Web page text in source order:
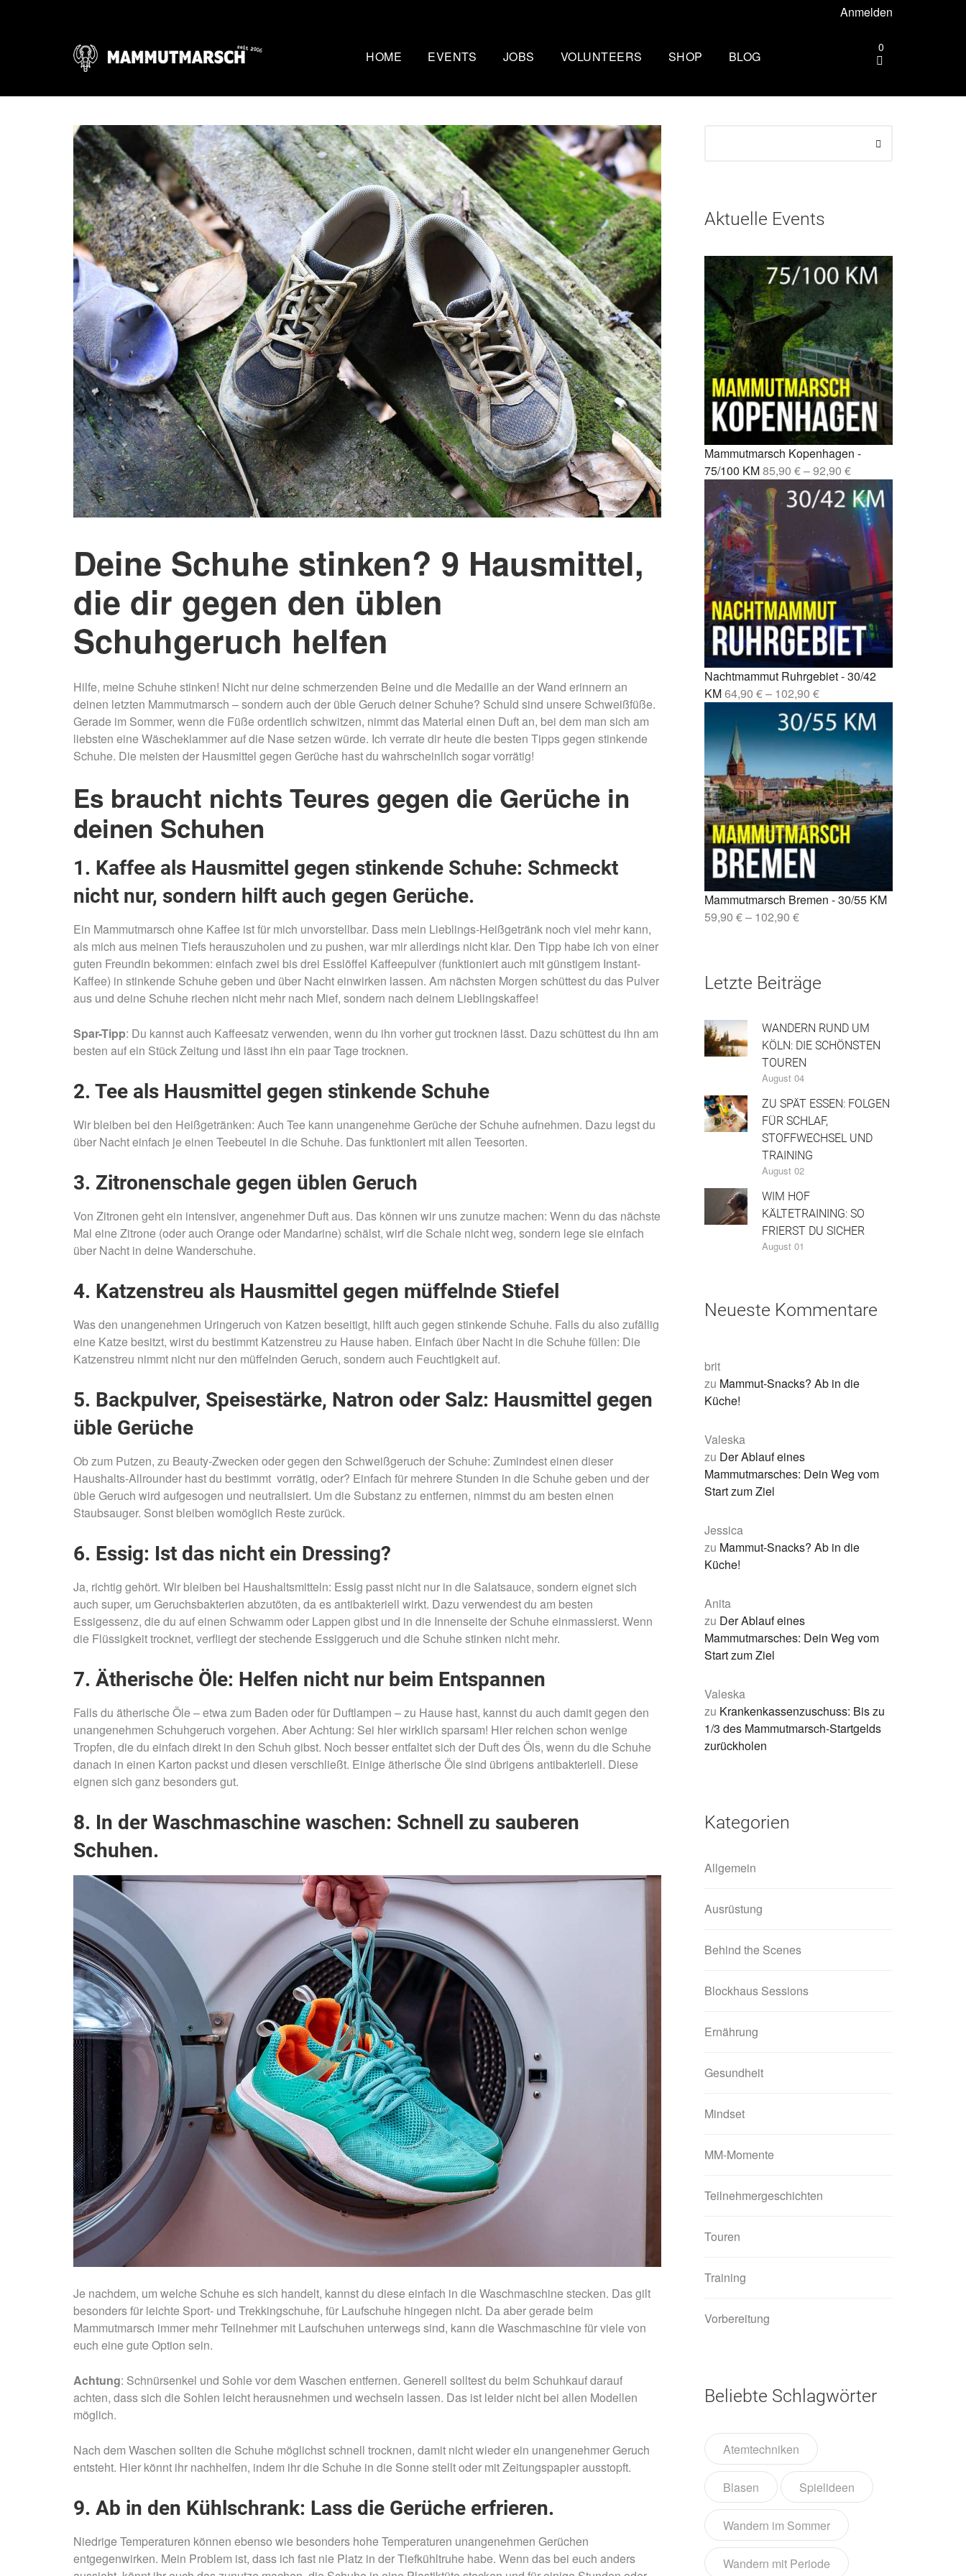
Anmelden
0
HOME EVENTS
– 75/100 KM
30/42 KM
Mammutmarsch Bremen –
30/55 KM
Mammutmarsch Stuttgart –
30/42/60 KM
Mammutmarsch Hannover –
30/42/55 KM
Mammutmarsch Aarhus –
30/50 KM
Mammutmarsch Dortmund –
30/42/55 KM
Mammutmarsch Wiesbaden –
30/42/55KM
Mammutmarsch München –
30/50 KM
Mammutmarsch Berlin –
30/42/55 KM
Mammutmarsch Málaga –
30/50 KM
Mammutmarsch Barcelona –
30/50 KM
Mammutmarsch Valencia –
30/50 KM
Mammutmarsch Madrid –
30/50/100 KM
Mammutmarsch Leipzig –
30/42/55 KM
Mammutmarsch München /
Starnberger See – 42/55 KM
Mammutmarsch Mannheim –
30/42/60 KM
Mammutmarsch Hamburg –
30/50 KM
Mammutmarsch Wien – 30/50
Mammutmarsch Ruhrgebiet –
Mammutmarsch Kopenhagen
– 30/42/55 KM
Mammutmarsch Bilbao –
30/50 KM
Mammutmarsch Nürnberg –
30/42/55 KM
Mammutmarsch München –
75/100 KM
Mammutmarsch Berlin –
75/100 KM
JOBS VOLUNTEERS SHOP BLOG
du sicher
Routen, Tipps und ehrliche
Empfehlungen
Vom Party-Leben zu 3.000
Mammutmarsch-Kilometern
Kompressionssocken beim
Wandern: Was sie wirklich
Wie wirkt sich Stress auf den
Körper aus? Was wirklich
passiert
Mönchengladbach wandern: 5
Touren zwischen Niers, Wald
und Schlössern
Mammutmarsch alleine: Monas
Geschichte vom Alleinstarten
und trotzdem dazugehören
Krämpfe in den Beinen: Woher
sie kommen und was wirklich hilft
Deine Schuhe stinken? 9 Hausmittel,
die dir gegen den üblen
Schuhgeruch helfen
Hilfe, meine Schuhe stinken! Nicht nur deine schmerzenden Beine und die Medaille an der Wand erinnern an
deinen letzten Mammutmarsch – sondern auch der üble Geruch deiner Schuhe? Schuld sind unsere Schweißfüße.
Gerade im Sommer, wenn die Füße ordentlich schwitzen, nimmt das Material einen Duft an, bei dem man sich am
liebsten eine Wäscheklammer auf die Nase setzen würde. Ich verrate dir heute die besten Tipps gegen stinkende
Schuhe. Die meisten der Hausmittel gegen Gerüche hast du wahrscheinlich sogar vorrätig!
Es braucht nichts Teures gegen die Gerüche in
deinen Schuhen
1. Kaffee als Hausmittel gegen stinkende Schuhe: Schmeckt
nicht nur, sondern hilft auch gegen Gerüche.
Ein Mammutmarsch ohne Kaffee ist für mich unvorstellbar. Dass mein Lieblings-Heißgetränk noch viel mehr kann,
als mich aus meinen Tiefs herauszuholen und zu pushen, war mir allerdings nicht klar. Den Tipp habe ich von einer
guten Freundin bekommen: einfach zwei bis drei Esslöffel Kaffeepulver (funktioniert auch mit günstigem Instant-
Kaffee) in stinkende Schuhe geben und über Nacht einwirken lassen. Am nächsten Morgen schüttest du das Pulver
aus und deine Schuhe riechen nicht mehr nach Mief, sondern nach deinem Lieblingskaffee!
Spar-Tipp: Du kannst auch Kaffeesatz verwenden, wenn du ihn vorher gut trocknen lässt. Dazu schüttest du ihn am
besten auf ein Stück Zeitung und lässt ihn ein paar Tage trocknen.
2. Tee als Hausmittel gegen stinkende Schuhe
Wir bleiben bei den Heißgetränken: Auch Tee kann unangenehme Gerüche der Schuhe aufnehmen. Dazu legst du
über Nacht einfach je einen Teebeutel in die Schuhe. Das funktioniert mit allen Teesorten.
3. Zitronenschale gegen üblen Geruch
Von Zitronen geht ein intensiver, angenehmer Duft aus. Das können wir uns zunutze machen: Wenn du das nächste
Mal eine Zitrone (oder auch Orange oder Mandarine) schälst, wirf die Schale nicht weg, sondern lege sie einfach
über Nacht in deine Wanderschuhe.
4. Katzenstreu als Hausmittel gegen müffelnde Stiefel
Was den unangenehmen Uringeruch von Katzen beseitigt, hilft auch gegen stinkende Schuhe. Falls du also zufällig
eine Katze besitzt, wirst du bestimmt Katzenstreu zu Hause haben. Einfach über Nacht in die Schuhe füllen: Die
Katzenstreu nimmt nicht nur den müffelnden Geruch, sondern auch Feuchtigkeit auf.
5. Backpulver, Speisestärke, Natron oder Salz: Hausmittel gegen
üble Gerüche
Ob zum Putzen, zu Beauty-Zwecken oder gegen den Schweißgeruch der Schuhe: Zumindest einen dieser
Haushalts-Allrounder hast du bestimmt vorrätig, oder? Einfach für mehrere Stunden in die Schuhe geben und der
üble Geruch wird aufgesogen und neutralisiert. Um die Substanz zu entfernen, nimmst du am besten einen
Staubsauger. Sonst bleiben womöglich Reste zurück.
6. Essig: Ist das nicht ein Dressing?
Ja, richtig gehört. Wir bleiben bei Haushaltsmitteln: Essig passt nicht nur in die Salatsauce, sondern eignet sich
auch super, um Geruchsbakterien abzutöten, da es antibakteriell wirkt. Dazu verwendest du am besten
Essigessenz, die du auf einen Schwamm oder Lappen gibst und in die Innenseite der Schuhe einmassierst. Wenn
die Flüssigkeit trocknet, verfliegt der stechende Essiggeruch und die Schuhe stinken nicht mehr.
7. Ätherische Öle: Helfen nicht nur beim Entspannen
Falls du ätherische Öle – etwa zum Baden oder für Duftlampen – zu Hause hast, kannst du auch damit gegen den
unangenehmen Schuhgeruch vorgehen. Aber Achtung: Sei hier wirklich sparsam! Hier reichen schon wenige
Tropfen, die du einfach direkt in den Schuh gibst. Noch besser entfaltet sich der Duft des Öls, wenn du die Schuhe
danach in einen Karton packst und diesen verschließt. Einige ätherische Öle sind übrigens antibakteriell. Diese
eignen sich ganz besonders gut.
8. In der Waschmaschine waschen: Schnell zu sauberen
Schuhen.
Je nachdem, um welche Schuhe es sich handelt, kannst du diese einfach in die Waschmaschine stecken. Das gilt
besonders für leichte Sport- und Trekkingschuhe, für Laufschuhe hingegen nicht. Da aber gerade beim
Mammutmarsch immer mehr Teilnehmer mit Laufschuhen unterwegs sind, kann die Waschmaschine für viele von
euch eine gute Option sein.
Achtung: Schnürsenkel und Sohle vor dem Waschen entfernen. Generell solltest du beim Schuhkauf darauf
achten, dass sich die Sohlen leicht herausnehmen und wechseln lassen. Das ist leider nicht bei allen Modellen
möglich.
Nach dem Waschen sollten die Schuhe möglichst schnell trocknen, damit nicht wieder ein unangenehmer Geruch
entsteht. Hier könnt ihr nachhelfen, indem ihr die Schuhe in die Sonne stellt oder mit Zeitungspapier ausstopft.
9. Ab in den Kühlschrank: Lass die Gerüche erfrieren.
Niedrige Temperaturen können ebenso wie besonders hohe Temperaturen unangenehmen Gerüchen
entgegenwirken. Mein Problem ist, dass ich fast nie Platz in der Tiefkühltruhe habe. Wenn das bei euch anders
Aktuelle Events
Mammutmarsch Kopenhagen -
75/100 KM85,90 €–92,90 €
Nachtmammut Ruhrgebiet - 30/42
KM64,90 €– 102,90 €
Mammutmarsch Bremen - 30/55 KM
59,90 €– 102,90 €
Letzte Beiträge
WANDERN RUND UM
KÖLN: DIE SCHÖNSTEN
TOUREN
August 04
ZU SPÄT ESSEN: FOLGEN
FÜR SCHLAF,
STOFFWECHSEL UND
TRAINING
August 02
WIM HOF
KÄLTETRAINING: SO
FRIERST DU SICHER
August 01
Neueste Kommentare
brit
zu Mammut-Snacks? Ab in die
Küche!
Valeska
zu Der Ablauf eines
Mammutmarsches: Dein Weg vom
Start zum Ziel
Jessica
zu Mammut-Snacks? Ab in die
Küche!
Anita
zu Der Ablauf eines
Mammutmarsches: Dein Weg vom
Start zum Ziel
Valeska
zu Krankenkassenzuschuss: Bis zu
1/3 des Mammutmarsch-Startgelds
zurückholen
Kategorien
Allgemein
Ausrüstung
Behind the Scenes
Blockhaus Sessions
Ernährung
Gesundheit
Mindset
MM-Momente
Teilnehmergeschichten
Touren
Training
Vorbereitung
Beliebte Schlagwörter
Atemtechniken
Blasen Spielideen
Wandern im Sommer
Wandern mit Periode